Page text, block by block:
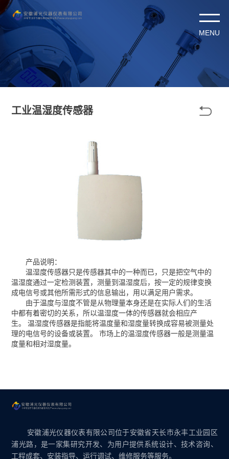
工业温湿度传感器 
产品说明：
温湿度传感器只是传感器其中的一种而已，只是把空气中的
温湿度通过一定检测装置，测量到温湿度后，按一定的规律变换
成电信号或其他所需形式的信息输出，用以满足用户需求。
由于温度与湿度不管是从物理量本身还是在实际人们的生活
中都有着密切的关系，所以温湿度一体的传感器就会相应产
生。 温湿度传感器是指能将温度量和湿度量转换成容易被测量处
理的电信号的设备或装置。 市场上的温湿度传感器一般是测量温
度量和相对湿度量。
安徽浦光仪器仪表有限公司位于安徽省天长市永丰工业园区
浦光路，是一家集研究开发、为用户提供系统设计、技术咨询、
工程成套、安装指导、运行调试、维修服务等服务。